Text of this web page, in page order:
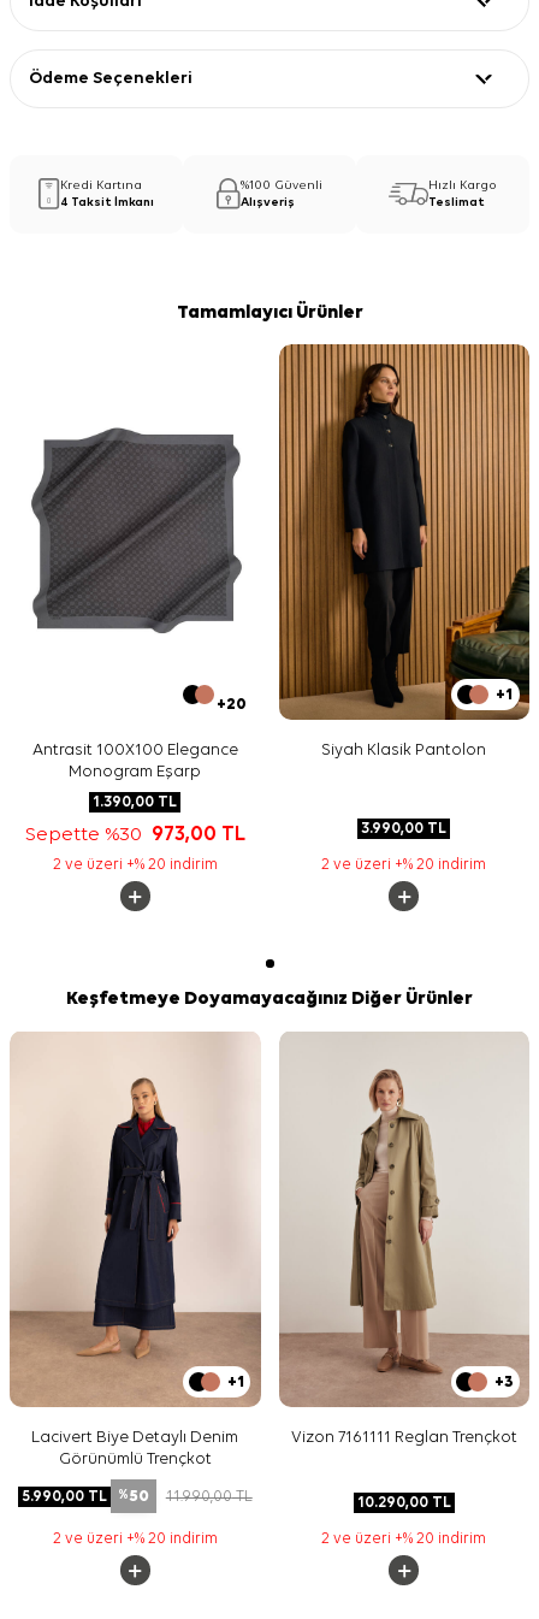
Ödeme Seçenekleri
Kredi Kartına
4 Taksit İmkanı
%100 Güvenli
Alışveriş
Hızlı Kargo
Teslimat
Tamamlayıcı Ürünler
+20
Antrasit 100X100 Elegance
Monogram Eşarp
1.390,00 TL
Sepette %30 973,00 TL
2 ve üzeri +% 20 indirim
+1
Siyah Klasik Pantolon
3.990,00 TL
2 ve üzeri +% 20 indirim
Keşfetmeye Doyamayacağınız Diğer Ürünler
+1
Lacivert Biye Detaylı Denim
Görünümlü Trençkot
5.990,00TL %50 11.990,00TL
2 ve üzeri +% 20 indirim
+3
Vizon 7161111 Reglan Trençkot
10.290,00TL
2 ve üzeri +% 20 indirim